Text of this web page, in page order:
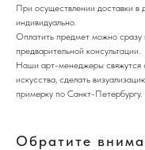
При осуществлении доставки в
индивидуально.
Оплатить предмет можно сразу
предварительной консультации.
Наши арт-менеджеры свяжутся
искусства, сделать
примерку по Санкт-Петербургу.
Обратите